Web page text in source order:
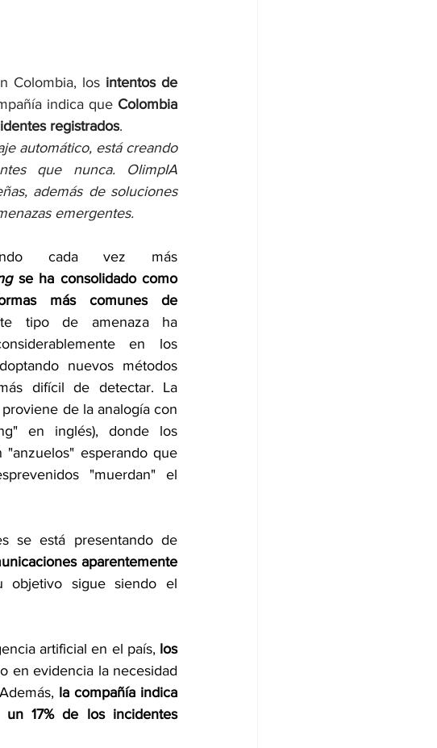
Colombia, los intentos de
indica que Colombia
registrados.
automático, está creando
que nunca. OlimpIA
además de soluciones
emergentes.
cada vez más
se ha consolidado como
más comunes de
tipo de amenaza ha
en los
nuevos métodos
difícil de detectar. La
de la analogía con
en inglés), donde los
"anzuelos" esperando que
"muerdan" el
se está presentando de
aparentemente
sigue siendo el
artificial en el país, los
en evidencia la necesidad
la compañía indica
17% de los incidentes